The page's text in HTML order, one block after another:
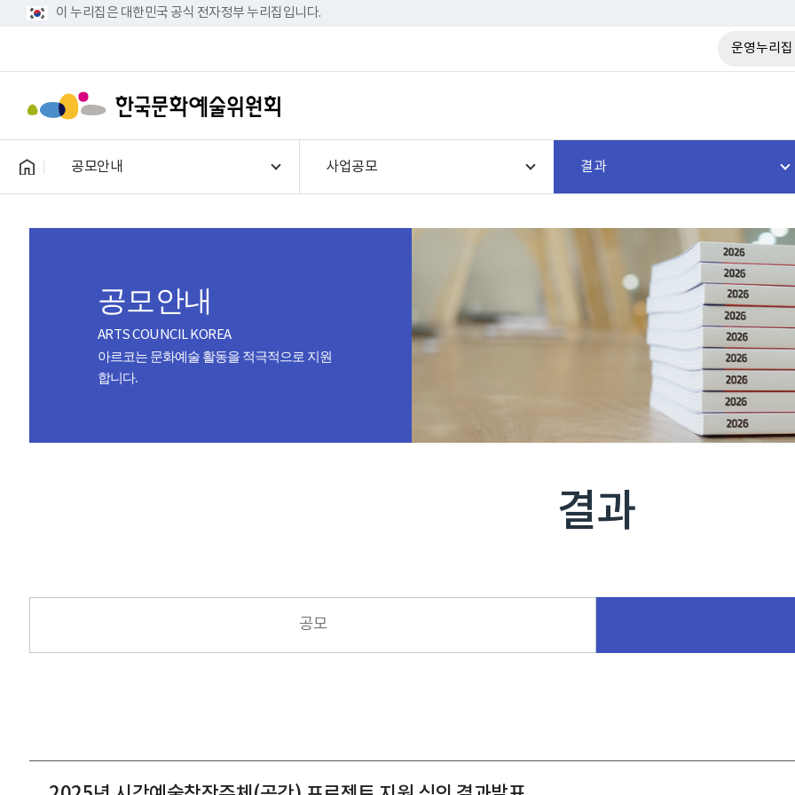
이 누리집은 대한민국 공식 전자정부 누리집입니다.
운영누리집
공모안내 사업공모 결과
공모안내
ARTS COUNCIL KOREA
아르코는 문화예술 활동을 적극적으로 지원
합니다.
결과
공모